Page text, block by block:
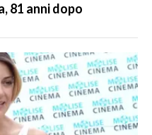
81 anni dopo